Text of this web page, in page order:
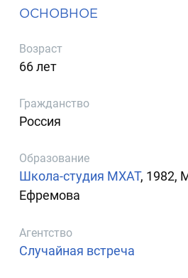
ОСНОВНОЕ
Возраст
66 лет
Гражданство
Россия
Образование
Школа-студия МХАТ, 1982,
Ефремова
Агентство
Случайная встреча